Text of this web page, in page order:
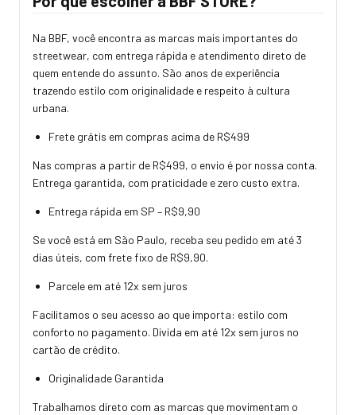
Na BBF, você encontra as marcas mais importantes do
streetwear, com entrega rápida e atendimento direto de
quem entende do assunto. São anos de experiência
trazendo estilo com originalidade e respeito à cultura
urbana.
Frete grátis em compras acima de R$499
Nas compras a partir de R$499, o envio é por nossa conta.
Entrega garantida, com praticidade e zero custo extra.
Entrega rápida em SP – R$9,90
Se você está em São Paulo, receba seu pedido em até 3
dias úteis, com frete fixo de R$9,90.
Parcele em até 12x sem juros
Facilitamos o seu acesso ao que importa: estilo com
conforto no pagamento. Divida em até 12x sem juros no
cartão de crédito.
Originalidade Garantida
Trabalhamos direto com as marcas que movimentam o